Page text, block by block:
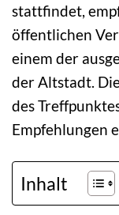
stattfindet,
öffentlichen
einem der
der Altstadt.
des
Empfehlungen
Inhalt